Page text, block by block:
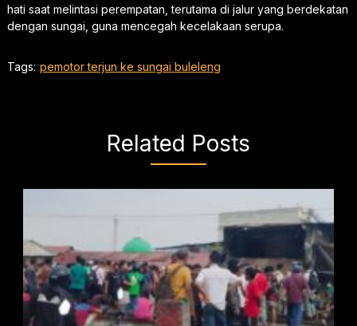
hati saat melintasi perempatan, terutama di jalur yang berdekatan
dengan sungai, guna mencegah kecelakaan serupa.
Tags: pemotor terjun ke sungai buleleng
Related Posts